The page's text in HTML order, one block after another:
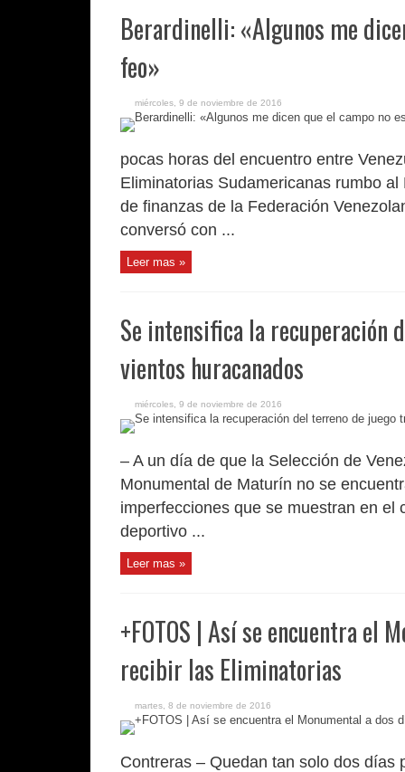
Berardinelli: «Algunos me
feo»
miércoles, 9 de noviembre de 2016
pocas horas del encuentro entre
Eliminatorias Sudamericanas rumbo
de finanzas de la Federación
conversó con ...
Leer mas »
Se intensifica la recuperación
vientos huracanados
miércoles, 9 de noviembre de 2016
– A un día de que la Selección de
Monumental de Maturín no se
imperfecciones que se muestran en el
deportivo ...
Leer mas »
+FOTOS | Así se encuentra el
recibir las Eliminatorias
martes, 8 de noviembre de 2016
Contreras – Quedan tan solo dos días